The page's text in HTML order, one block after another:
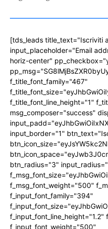
[tds_leads title_text="Iscriviti
input_placeholder="Email
horiz-center"
f_title_font_family="467"
f_title_font_line_height="1"
msg_composer="success"
input_border="1"
btn_radius="3"
f_msg_font_weight="500"
f_input_font_family="394"
f_input_font_weight="500"